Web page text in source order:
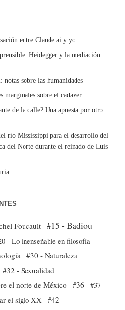
entre Claude.ai y yo
Heidegger y la mediación
sobre las humanidades
marginales sobre el cadáver
de la calle? Una apuesta por otro
río Mississippi para el desarrollo del
del Norte durante el reinado de Luis
Foucault #15 - Badiou
- Lo inenseñable en filosofía
#30 - Naturaleza
#32 - Sexualidad
el norte de México #36 #37
el siglo XX #42